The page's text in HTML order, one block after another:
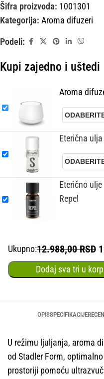
Šifra proizvoda: 1001301
Kategorija: Aroma difuzeri
Podeli:
Kupi zajedno i uštedi
Aroma
Eterična
Eterično ulje
Repel
Ukupno:12.988,00 RSD
Dodaj sva tri u
OPISSPECIFIKACIJE
U režimu ljuljanja, aroma
od Stadler Form,
prostoriji pomoću